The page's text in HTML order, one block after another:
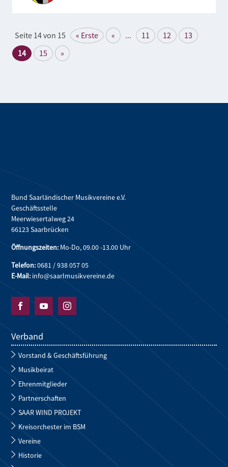
Seite 14 von 15 « Erste « ... 11 12
13
14
15 »
Bund Saarländischer Musikvereine e.V.
Geschäftsstelle
Meerwiesertalweg 24
66123 Saarbrücken
Öffnungszeiten: Mo-Do, 09.00 -13.00 Uhr
Telefon:0681 / 938 057 05
E-Mail: info@saarlmusikvereine.de
  
Verband
Vorstand & Geschäftsführung
Musikbeirat
Ehrenmitglieder
Partnerschaften
SAAR WIND PROJEKT
Kreisorchester im BSM
Vereine
Historie